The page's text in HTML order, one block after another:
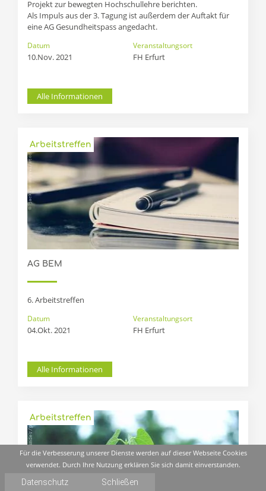
Projekt zur bewegten Hochschullehre berichten.
Als Impuls aus der 3. Tagung ist außerdem der Auftakt für
eine AG Gesundheitspass angedacht.
Alle Informationen
Datum
10.Nov. 2021
Veranstaltungsort
FH Erfurt
AG BEM
6. Arbeitstreffen
Alle Informationen
Arbeitstreffen
Datum
04.Okt. 2021
Veranstaltungsort
FH Erfurt
Arbeitstreffen
Für die Verbesserung unserer Dienste werden auf dieser Webseite Cookies
verwendet. Durch Ihre Nutzung erklären Sie sich damit einverstanden.
Datenschutz Schließen
Für die Verbesserung unserer Dienste werden auf dieser Webseite Cookies
verwendet. Durch Ihre Nutzung erklären Sie sich damit einverstanden.
Datenschutz Schließen